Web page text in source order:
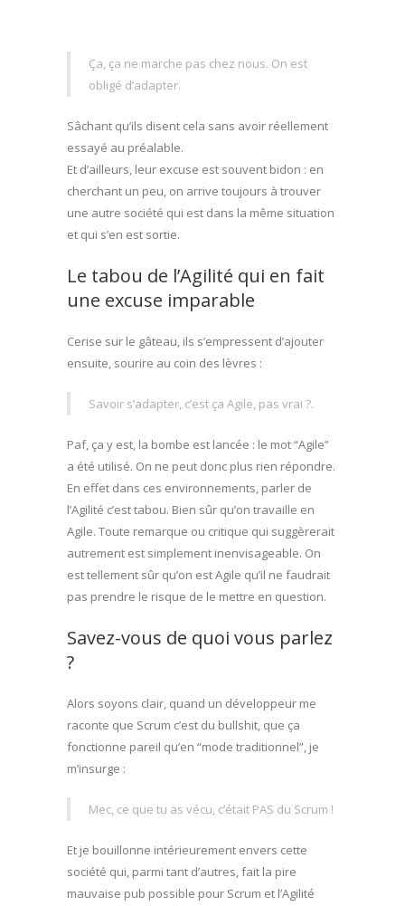
Ça, ça ne marche pas chez nous. On est
obligé d’adapter.
Sâchant qu’ils disent cela sans avoir réellement
essayé au préalable.
Et d’ailleurs, leur excuse est souvent bidon : en
cherchant un peu, on arrive toujours à trouver
une autre société qui est dans la même situation
et qui s’en est sortie.
Le tabou de l’Agilité qui en fait
une excuse imparable
Cerise sur le gâteau, ils s’empressent d’ajouter
ensuite, sourire au coin des lèvres :
Savoir s’adapter, c’est ça Agile, pas vrai ?.
Paf, ça y est, la bombe est lancée : le mot “Agile”
a été utilisé. On ne peut donc plus rien répondre.
En effet dans ces environnements, parler de
l’Agilité c’est tabou. Bien sûr qu’on travaille en
Agile. Toute remarque ou critique qui suggèrerait
autrement est simplement inenvisageable. On
est tellement sûr qu’on est Agile qu’il ne faudrait
pas prendre le risque de le mettre en question.
Savez-vous de quoi vous parlez
?
Alors soyons clair, quand un développeur me
raconte que Scrum c’est du bullshit, que ça
fonctionne pareil qu’en “mode traditionnel”, je
m’insurge :
Mec, ce que tu as vécu, c’était PAS du Scrum !
Et je bouillonne intérieurement envers cette
société qui, parmi tant d’autres, fait la pire
mauvaise pub possible pour Scrum et l’Agilité